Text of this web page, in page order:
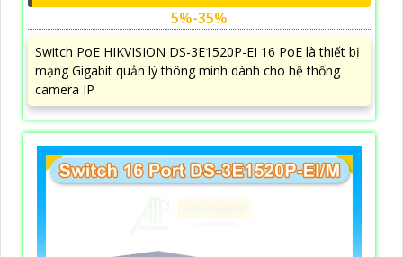
5%-35%
Switch PoE HIKVISION DS-3E1520P-EI 16 PoE là thiết bị
mạng Gigabit quản lý thông minh dành cho hệ thống
camera IP